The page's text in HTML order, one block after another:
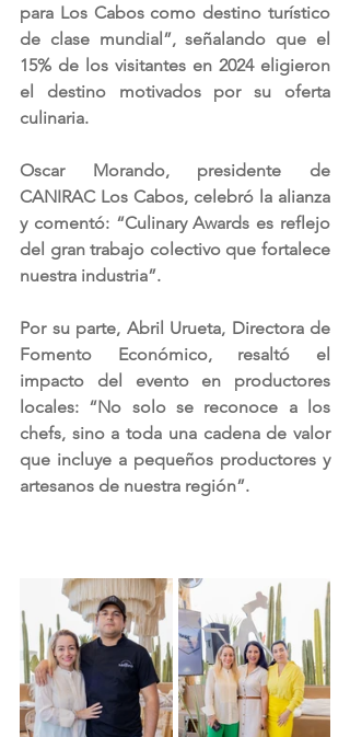
para Los Cabos como destino turístico
de clase mundial”, señalando que el
15% de los visitantes en 2024 eligieron
el destino motivados por su oferta
culinaria.
Oscar Morando, presidente de
CANIRAC Los Cabos, celebró la alianza
y comentó: “Culinary Awards es reflejo
del gran trabajo colectivo que fortalece
nuestra industria”.
Por su parte, Abril Urueta, Directora de
Fomento Económico, resaltó el
impacto del evento en productores
locales: “No solo se reconoce a los
chefs, sino a toda una cadena de valor
que incluye a pequeños productores y
artesanos de nuestra región”.